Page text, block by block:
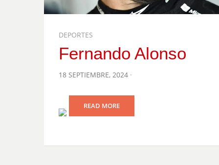
DEPORTES
Fernando Alonso
POSTED
18 SEPTIEMBRE, 2024
READ MORE